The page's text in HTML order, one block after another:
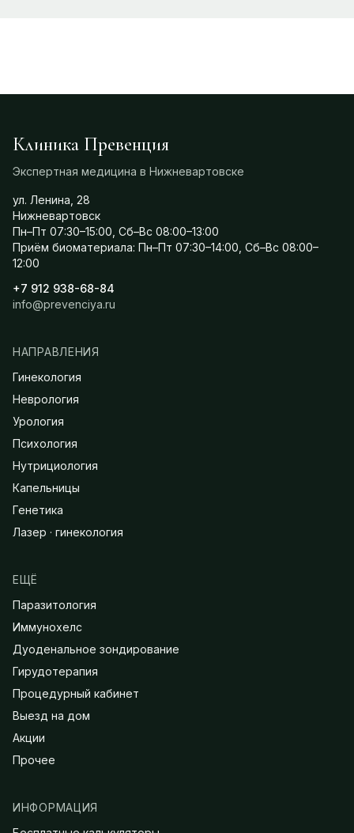
Клиника Превенция
Экспертная медицина в Нижневартовске
ул. Ленина, 28
Нижневартовск
Пн–Пт 07:30–15:00, Сб–Вс 08:00–13:00
Приём биоматериала: Пн–Пт 07:30–14:00, Сб–Вс 08:00–
12:00
+7 912 938-68-84
info@prevenciya.ru
НАПРАВЛЕНИЯ
Гинекология
Неврология
Урология
Психология
Нутрициология
Капельницы
Генетика
Лазер · гинекология
ЕЩЁ
Паразитология
Иммунохелс
Дуоденальное зондирование
Гирудотерапия
Процедурный кабинет
Выезд на дом
Акции
Прочее
ИНФОРМАЦИЯ